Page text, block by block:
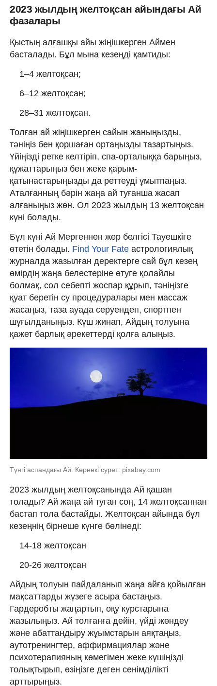
2023 жылдың желтоқсан айындағы Ай
фазалары
Қыстың алғашқы айы жіңішкерген Аймен
басталады. Бұл мына кезеңді қамтиды:
1–4 желтоқсан;
6–12 желтоқсан;
28–31 желтоқсан.
Толған ай жіңішкерген сайын жаныңызды,
тәніңіз бен қоршаған ортаңызды тазартыңыз.
Үйіңізді ретке келтіріп, спа-орталыққа барыңыз,
құжаттарыңыз бен жеке қарым-
қатынастарыңызды да реттеуді ұмытпаңыз.
Аталғанның бәрін жаңа ай туғанша жасап
алғаныңыз жөн. Ол 2023 жылдың 13 желтоқсан
күні болады.
Бұл күні Ай Мергеннен жер белгісі Тауешкіге
өтетін болады. Find Your Fate астрологиялық
журналда жазылған деректерге сай бұл кезең
өмірдің жаңа белестеріне өтуге қолайлы
болмақ, сол себепті жоспар құрып, тәніңізге
қуат беретін су процедуралары мен массаж
жасаңыз, таза ауада серуендеп, спортпен
шұғылданыңыз. Күш жинап, Айдың толуына
қажет барлық әрекеттерді қолға алыңыз.
Түнгі аспандағы Ай. Көрнекі сурет: pixabay.com
2023 жылдың желтоқсанында Ай қашан
толады? Ай жаңа ай туған соң, 14 желтоқсаннан
бастап тола бастайды. Желтоқсан айында бұл
кезеңнің бірнеше күнге бөлінеді:
14-18 желтоқсан
20-26 желтоқсан
Айдың толуын пайдаланып жаңа айға қойылған
мақсаттарды жүзеге асыра бастаңыз.
Гардеробты жаңартып, оқу курстарына
жазылыңыз. Ай толғанға дейін, үйді жөндеу
және абаттандыру жұымстарын аяқтаңыз,
аутотренингтер, аффирмациялар және
психотерапияның көмегімен жеке күшіңізді
толықтырып, өзіңізге деген сенімділікті
арттырыңыз.